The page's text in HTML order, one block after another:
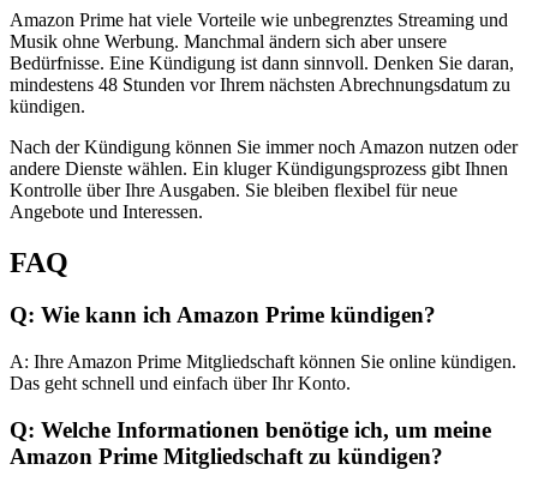
Amazon Prime hat viele Vorteile wie unbegrenztes Streaming und
Musik ohne Werbung. Manchmal ändern sich aber unsere
Bedürfnisse. Eine Kündigung ist dann sinnvoll. Denken Sie daran,
mindestens 48 Stunden vor Ihrem nächsten Abrechnungsdatum zu
kündigen.
Nach der Kündigung können Sie immer noch Amazon nutzen oder
andere Dienste wählen. Ein kluger Kündigungsprozess gibt Ihnen
Kontrolle über Ihre Ausgaben. Sie bleiben flexibel für neue
Angebote und Interessen.
FAQ
Q: Wie kann ich Amazon Prime kündigen?
A: Ihre Amazon Prime Mitgliedschaft können Sie online kündigen.
Das geht schnell und einfach über Ihr Konto.
Q: Welche Informationen benötige ich, um meine
Amazon Prime Mitgliedschaft zu kündigen?